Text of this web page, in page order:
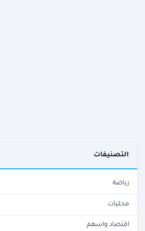
التصنيفات
رياضة
محليات
اقتصاد واسهم